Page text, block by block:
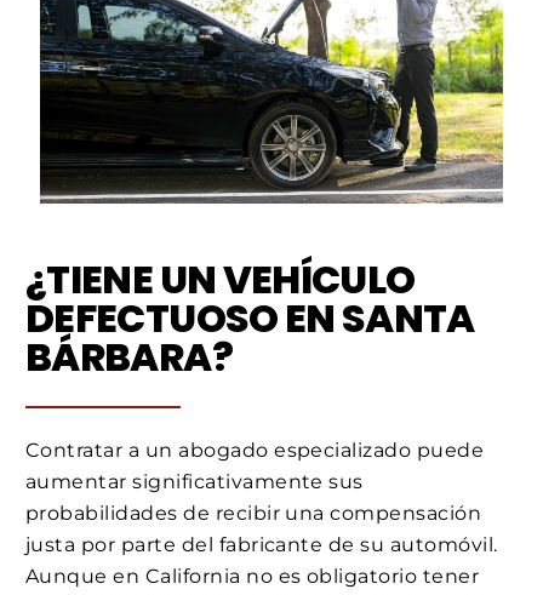
¿TIENE UN VEHÍCULO
DEFECTUOSO EN SANTA
BÁRBARA?
Contratar a un abogado especializado puede
aumentar significativamente sus
probabilidades de recibir una compensación
justa por parte del fabricante de su automóvil.
Aunque en California no es obligatorio tener